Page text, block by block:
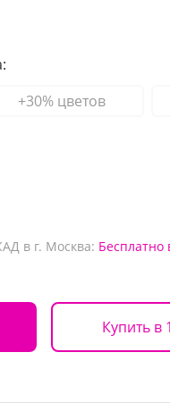
+30% цветов
в г. Москва: Бесплатно
Купить в